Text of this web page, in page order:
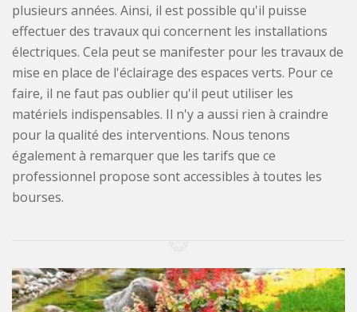
plusieurs années. Ainsi, il est possible qu'il puisse
effectuer des travaux qui concernent les installations
électriques. Cela peut se manifester pour les travaux de
mise en place de l'éclairage des espaces verts. Pour ce
faire, il ne faut pas oublier qu'il peut utiliser les
matériels indispensables. Il n'y a aussi rien à craindre
pour la qualité des interventions. Nous tenons
également à remarquer que les tarifs que ce
professionnel propose sont accessibles à toutes les
bourses.